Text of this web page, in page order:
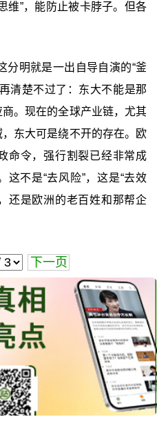
维”，能防止被卡脖子。但各
分明就是一出自导自演的“釜
清楚不过了：东大不能是那
。现在的全球产业链，尤其
东大可是绕不开的存在。欧
命令，强行割裂已经非常成
不是“去风险”，这是“去效
还是欧洲的老百姓和那帮企
下一页